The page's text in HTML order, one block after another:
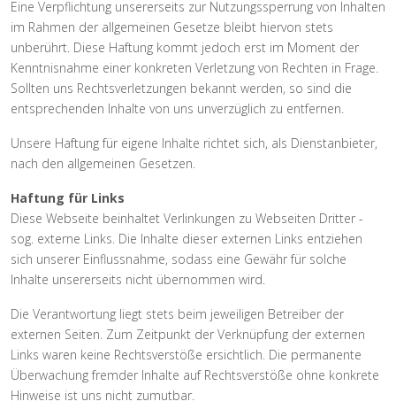
Eine Verpflichtung unsererseits zur Nutzungssperrung von Inhalten
im Rahmen der allgemeinen Gesetze bleibt hiervon stets
unberührt. Diese Haftung kommt jedoch erst im Moment der
Kenntnisnahme einer konkreten Verletzung von Rechten in Frage.
Sollten uns Rechtsverletzungen bekannt werden, so sind die
entsprechenden Inhalte von uns unverzüglich zu entfernen.
Unsere Haftung für eigene Inhalte richtet sich, als Dienstanbieter,
nach den allgemeinen Gesetzen.
Haftung für Links
Diese Webseite beinhaltet Verlinkungen zu Webseiten Dritter -
sog. externe Links. Die Inhalte dieser externen Links entziehen
sich unserer Einflussnahme, sodass eine Gewähr für solche
Inhalte unsererseits nicht übernommen wird.
Die Verantwortung liegt stets beim jeweiligen Betreiber der
externen Seiten. Zum Zeitpunkt der Verknüpfung der externen
Links waren keine Rechtsverstöße ersichtlich. Die permanente
Überwachung fremder Inhalte auf Rechtsverstöße ohne konkrete
Hinweise ist uns nicht zumutbar.